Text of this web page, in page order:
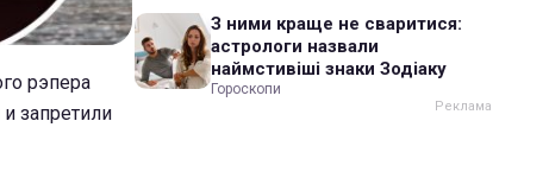
рэпера
запретили
З ними краще не сваритися:
астрологи назвали
наймстивіші знаки Зодіаку
Гороскопи